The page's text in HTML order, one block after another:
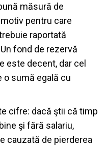
măsură de
pentru care
raportată
fond de rezervă
este decent, dar cel
o sumă egală cu
cifre: dacă ştii că timp
şi fără salariu,
cauzată de pierderea